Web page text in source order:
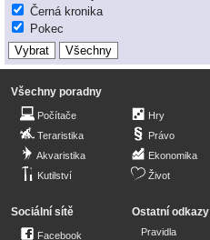
Černá kronika
Pokec
Všechny poradny
Počítače
Teraristika
Akvaristika
Kutilství
Hry
Právo
Ekonomika
Život
Sociální sítě
Facebook
Ostatní odkazy
Pravidla